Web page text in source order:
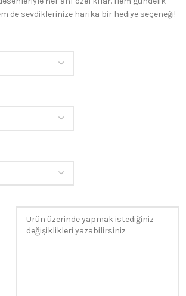
de sevdiklerinize harika bir hediye seçeneği!